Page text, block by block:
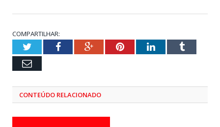
COMPARTILHAR:
TwitterFacebookGoogle+PinterestLinkedInTumblr
Email
CONTEÚDO RELACIONADO